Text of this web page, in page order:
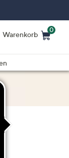
Warenkorb
0